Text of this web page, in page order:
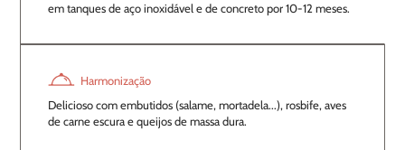
em tanques de aço inoxidável e de concreto por 10-12 meses.
Harmonização
Delicioso com embutidos (salame, mortadela...), rosbife, aves
de carne escura e queijos de massa dura.